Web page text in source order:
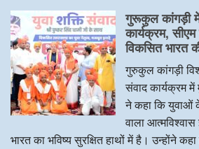
e
b
o
o
k
t
t
e
r
k
e
d
I
n
t
s
A
p
p
गुरूकुल कांगड़ी
कार्यक्रम,
विकसित भारत
गुरुकुल कांगड़ी
संवाद कार्यक्रम में
ने कहा कि युवाओं
वाला
भारत का भविष्य सुरक्षित हाथों में है। उन्होंने